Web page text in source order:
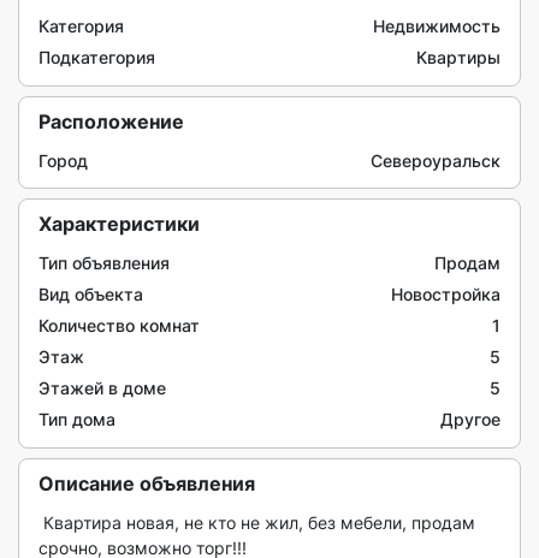
Категория
Недвижимость
Подкатегория
Квартиры
Расположение
Город Североуральск
Характеристики
Тип объявления
Продам
Вид объекта
Новостройка
Количество комнат
1
Этаж
5
Этажей в доме
5
Тип дома
Другое
Описание объявления
срочно, возможно торг!!!